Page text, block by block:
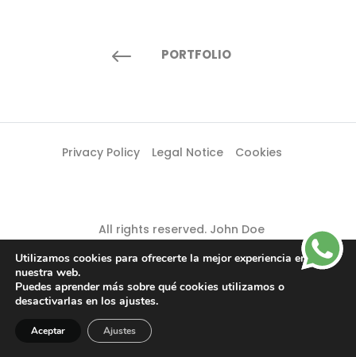
# PORTFOLIO
Privacy Policy Legal Notice Cookies
All rights reserved. John Doe
Utilizamos cookies para ofrecerte la mejor experiencia en
nuestra web.
Puedes aprender más sobre qué cookies utilizamos o
desactivarlas en los ajustes.
Aceptar Ajustes